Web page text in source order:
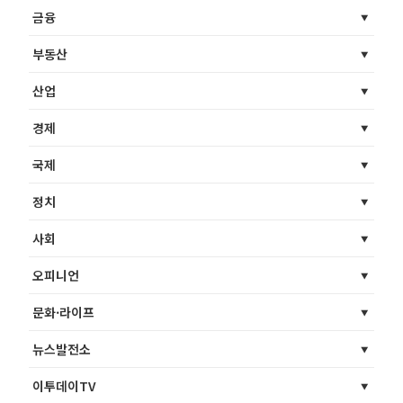
금융
부동산
산업
경제
국제
정치
사회
오피니언
문화·라이프
뉴스발전소
이투데이TV